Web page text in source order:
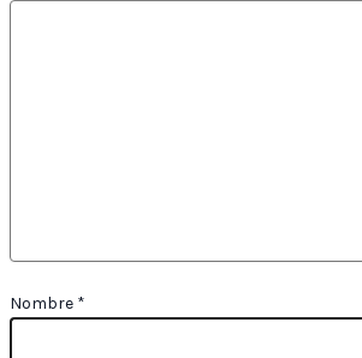
Nombre *